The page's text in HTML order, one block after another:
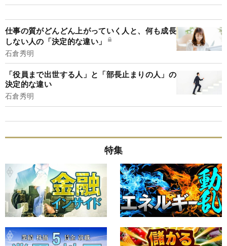
仕事の質がどんどん上がっていく人と、何も成長
しない人の「決定的な違い」
石倉秀明
「役員まで出世する人」と「部長止まりの人」の
決定的な違い
石倉秀明
特集